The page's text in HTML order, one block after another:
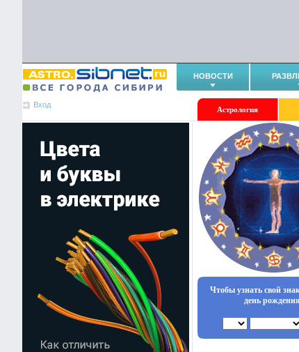
НОВОСТИ
Вход
Астрология
Чтобы узнать свой
день